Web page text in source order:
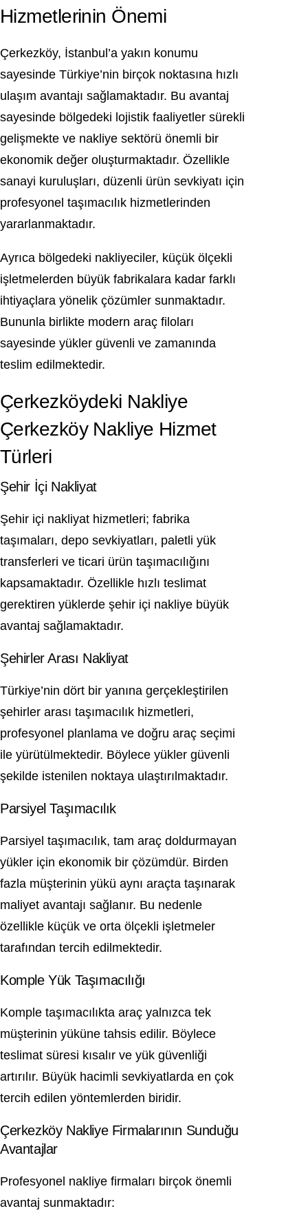
Hizmetlerinin Önemi
Çerkezköy, İstanbul’a yakın konumu
sayesinde Türkiye’nin birçok noktasına hızlı
ulaşım avantajı sağlamaktadır. Bu avantaj
sayesinde bölgedeki lojistik faaliyetler sürekli
gelişmekte ve nakliye sektörü önemli bir
ekonomik değer oluşturmaktadır. Özellikle
sanayi kuruluşları, düzenli ürün sevkiyatı için
profesyonel taşımacılık hizmetlerinden
yararlanmaktadır.
Ayrıca bölgedeki nakliyeciler, küçük ölçekli
işletmelerden büyük fabrikalara kadar farklı
ihtiyaçlara yönelik çözümler sunmaktadır.
Bununla birlikte modern araç filoları
sayesinde yükler güvenli ve zamanında
teslim edilmektedir.
Çerkezköydeki Nakliye
Çerkezköy Nakliye Hizmet
Türleri
Şehir İçi Nakliyat
Şehir içi nakliyat hizmetleri; fabrika
taşımaları, depo sevkiyatları, paletli yük
transferleri ve ticari ürün taşımacılığını
kapsamaktadır. Özellikle hızlı teslimat
gerektiren yüklerde şehir içi nakliye büyük
avantaj sağlamaktadır.
Şehirler Arası Nakliyat
Türkiye’nin dört bir yanına gerçekleştirilen
şehirler arası taşımacılık hizmetleri,
profesyonel planlama ve doğru araç seçimi
ile yürütülmektedir. Böylece yükler güvenli
şekilde istenilen noktaya ulaştırılmaktadır.
Parsiyel Taşımacılık
Parsiyel taşımacılık, tam araç doldurmayan
yükler için ekonomik bir çözümdür. Birden
fazla müşterinin yükü aynı araçta taşınarak
maliyet avantajı sağlanır. Bu nedenle
özellikle küçük ve orta ölçekli işletmeler
tarafından tercih edilmektedir.
Komple Yük Taşımacılığı
Komple taşımacılıkta araç yalnızca tek
müşterinin yüküne tahsis edilir. Böylece
teslimat süresi kısalır ve yük güvenliği
artırılır. Büyük hacimli sevkiyatlarda en çok
tercih edilen yöntemlerden biridir.
Çerkezköy Nakliye Firmalarının Sunduğu
Avantajlar
Profesyonel nakliye firmaları birçok önemli
avantaj sunmaktadır: